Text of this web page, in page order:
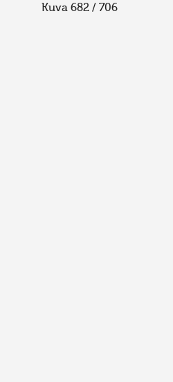
Kuva 682 / 706